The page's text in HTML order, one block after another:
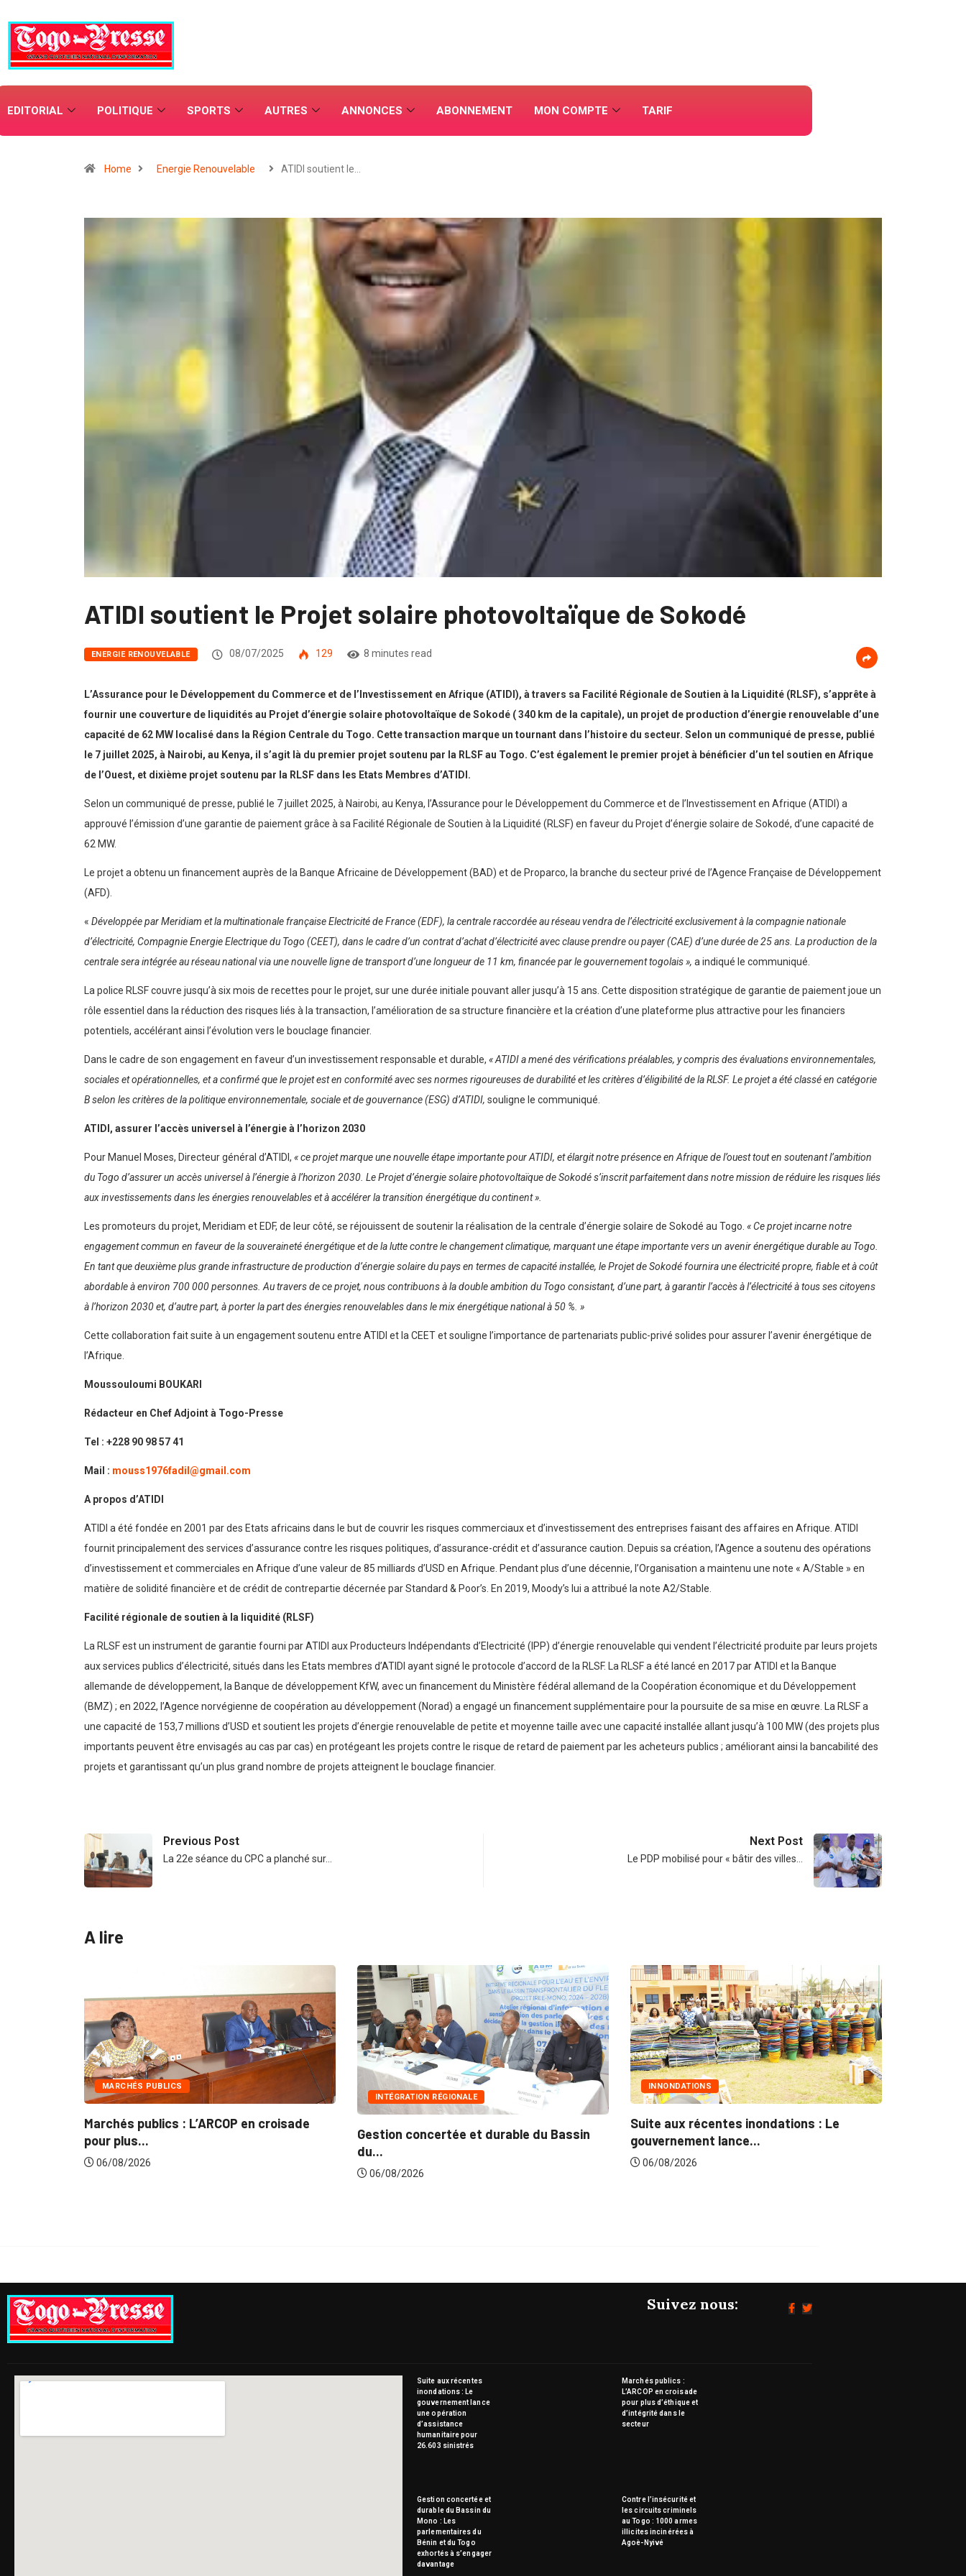
EDITORIAL POLITIQUE SPORTS AUTRES ANNONCES ABONNEMENT MON COMPTE TARIF
Home Energie Renouvelable ATIDI soutient le…
ATIDI soutient le Projet solaire photovoltaïque de Sokodé
ENERGIE RENOUVELABLE 08/07/2025 129 8 minutes read
L’Assurance pour le Développement du Commerce et de l’Investissement en Afrique (ATIDI), à travers sa Facilité Régionale de Soutien à la Liquidité (RLSF), s’apprête à
fournir une couverture de liquidités au Projet d’énergie solaire photovoltaïque de Sokodé ( 340 km de la capitale), un projet de production d’énergie renouvelable d’une
capacité de 62 MW localisé dans la Région Centrale du Togo. Cette transaction marque un tournant dans l’histoire du secteur. Selon un communiqué de presse, publié
le 7 juillet 2025, à Nairobi, au Kenya, il s’agit là du premier projet soutenu par la RLSF au Togo. C’est également le premier projet à bénéficier d’un tel soutien en Afrique
de l’Ouest, et dixième projet soutenu par la RLSF dans les Etats Membres d’ATIDI.
Selon un communiqué de presse, publié le 7 juillet 2025, à Nairobi, au Kenya, l’Assurance pour le Développement du Commerce et de l’Investissement en Afrique (ATIDI) a
approuvé l’émission d’une garantie de paiement grâce à sa Facilité Régionale de Soutien à la Liquidité (RLSF) en faveur du Projet d’énergie solaire de Sokodé, d’une capacité de
62 MW.
Le projet a obtenu un financement auprès de la Banque Africaine de Développement (BAD) et de Proparco, la branche du secteur privé de l’Agence Française de Développement
(AFD).
« Développée par Meridiam et la multinationale française Electricité de France (EDF), la centrale raccordée au réseau vendra de l’électricité exclusivement à la compagnie nationale
d’électricité, Compagnie Energie Electrique du Togo (CEET), dans le cadre d’un contrat d’achat d’électricité avec clause prendre ou payer (CAE) d’une durée de 25 ans. La production de la
centrale sera intégrée au réseau national via une nouvelle ligne de transport d’une longueur de 11 km, financée par le gouvernement togolais », a indiqué le communiqué.
La police RLSF couvre jusqu’à six mois de recettes pour le projet, sur une durée initiale pouvant aller jusqu’à 15 ans. Cette disposition stratégique de garantie de paiement joue un
rôle essentiel dans la réduction des risques liés à la transaction, l’amélioration de sa structure financière et la création d’une plateforme plus attractive pour les financiers
potentiels, accélérant ainsi l’évolution vers le bouclage financier.
Dans le cadre de son engagement en faveur d’un investissement responsable et durable, « ATIDI a mené des vérifications préalables, y compris des évaluations environnementales,
sociales et opérationnelles, et a confirmé que le projet est en conformité avec ses normes rigoureuses de durabilité et les critères d’éligibilité de la RLSF. Le projet a été classé en catégorie
B selon les critères de la politique environnementale, sociale et de gouvernance (ESG) d’ATIDI, souligne le communiqué.
ATIDI, assurer l’accès universel à l’énergie à l’horizon 2030
Pour Manuel Moses, Directeur général d’ATIDI, « ce projet marque une nouvelle étape importante pour ATIDI, et élargit notre présence en Afrique de l’ouest tout en soutenant l’ambition
du Togo d’assurer un accès universel à l’énergie à l’horizon 2030. Le Projet d’énergie solaire photovoltaïque de Sokodé s’inscrit parfaitement dans notre mission de réduire les risques liés
aux investissements dans les énergies renouvelables et à accélérer la transition énergétique du continent ».
Les promoteurs du projet, Meridiam et EDF, de leur côté, se réjouissent de soutenir la réalisation de la centrale d’énergie solaire de Sokodé au Togo. « Ce projet incarne notre
engagement commun en faveur de la souveraineté énergétique et de la lutte contre le changement climatique, marquant une étape importante vers un avenir énergétique durable au Togo.
En tant que deuxième plus grande infrastructure de production d’énergie solaire du pays en termes de capacité installée, le Projet de Sokodé fournira une électricité propre, fiable et à coût
abordable à environ 700 000 personnes. Au travers de ce projet, nous contribuons à la double ambition du Togo consistant, d’une part, à garantir l’accès à l’électricité à tous ses citoyens
à l’horizon 2030 et, d’autre part, à porter la part des énergies renouvelables dans le mix énergétique national à 50 %. »
Cette collaboration fait suite à un engagement soutenu entre ATIDI et la CEET et souligne l’importance de partenariats public-privé solides pour assurer l’avenir énergétique de
l’Afrique.
Moussouloumi BOUKARI
Rédacteur en Chef Adjoint à Togo-Presse
Tel : +228 90 98 57 41
Mail : mouss1976fadil@gmail.com
A propos d’ATIDI
ATIDI a été fondée en 2001 par des Etats africains dans le but de couvrir les risques commerciaux et d’investissement des entreprises faisant des affaires en Afrique. ATIDI
fournit principalement des services d’assurance contre les risques politiques, d’assurance-crédit et d’assurance caution. Depuis sa création, l’Agence a soutenu des opérations
d’investissement et commerciales en Afrique d’une valeur de 85 milliards d’USD en Afrique. Pendant plus d’une décennie, l’Organisation a maintenu une note « A/Stable » en
matière de solidité financière et de crédit de contrepartie décernée par Standard & Poor’s. En 2019, Moody’s lui a attribué la note A2/Stable.
Facilité régionale de soutien à la liquidité (RLSF)
La RLSF est un instrument de garantie fourni par ATIDI aux Producteurs Indépendants d’Electricité (IPP) d’énergie renouvelable qui vendent l’électricité produite par leurs projets
aux services publics d’électricité, situés dans les Etats membres d’ATIDI ayant signé le protocole d’accord de la RLSF. La RLSF a été lancé en 2017 par ATIDI et la Banque
allemande de développement, la Banque de développement KfW, avec un financement du Ministère fédéral allemand de la Coopération économique et du Développement
(BMZ) ; en 2022, l’Agence norvégienne de coopération au développement (Norad) a engagé un financement supplémentaire pour la poursuite de sa mise en œuvre. La RLSF a
une capacité de 153,7 millions d’USD et soutient les projets d’énergie renouvelable de petite et moyenne taille avec une capacité installée allant jusqu’à 100 MW (des projets plus
importants peuvent être envisagés au cas par cas) en protégeant les projets contre le risque de retard de paiement par les acheteurs publics ; améliorant ainsi la bancabilité des
projets et garantissant qu’un plus grand nombre de projets atteignent le bouclage financier.
Previous Post
La 22e séance du CPC a planché sur…
Next Post
Le PDP mobilisé pour « bâtir des villes…
A lire
en croisade
INTÉGRATION RÉGIONALE
Gestion concertée et durable du Bassin
INNONDATIONS
Suite aux récentes inondations : Le
gouvernement lance...
MARCHÉS PUBLICS
Marchés publics : L’ARCOP en croisade
pour plus...
Suivez nous:
Suite aux récentes
inondations : Le
gouvernement lance
une opération
d’assistance
humanitaire pour
26.603 sinistrés
Marchés publics :
L’ARCOP en croisade
pour plus d’éthique et
d’intégrité dans le
secteur
Gestion concertée et
durable du Bassin du
Mono : Les
parlementaires du
Bénin et du Togo
exhortés à s’engager
davantage
Contre l’insécurité et
les circuits criminels
au Togo : 1000 armes
illicites incinérées à
Agoè-Nyivé